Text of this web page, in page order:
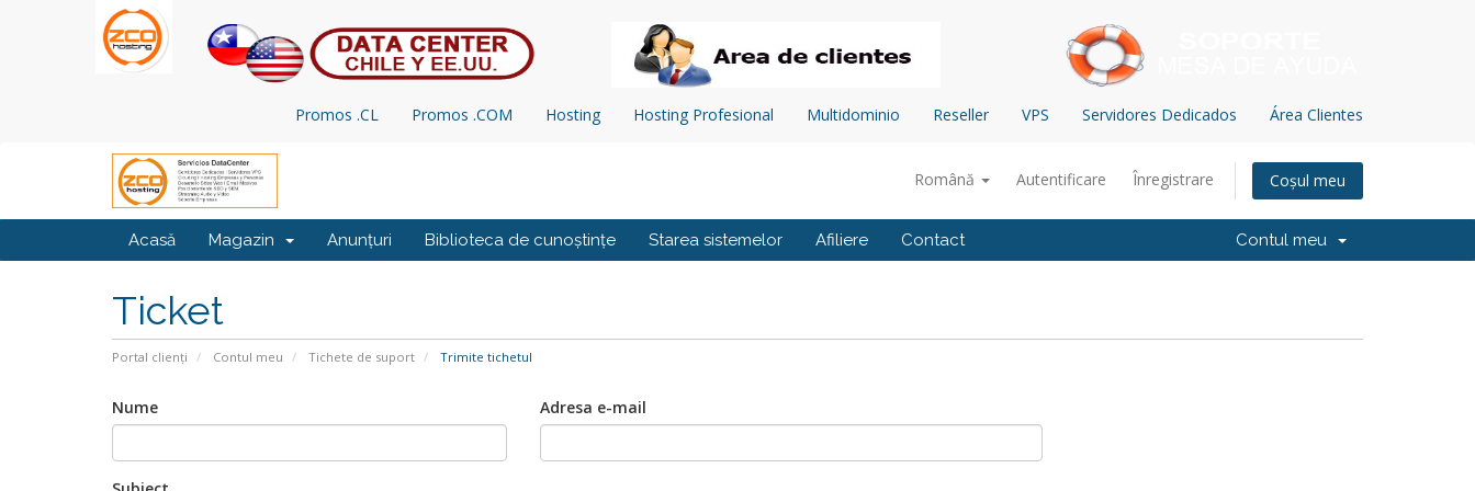
Promos .CL Promos .COM Hosting Hosting Profesional Multidominio Reseller VPS Servidores Dedicados Área Clientes
Română Autentificare Înregistrare Coșul meu
Acasă Magazin Anunțuri Biblioteca de cunoștințe Starea sistemelor Afiliere Contact Contul meu
Ticket
Portal clienți Contul meu Tichete de suport Trimite tichetul
Nume Adresa e-mail